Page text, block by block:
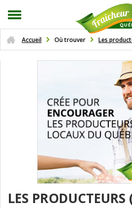
Accueil Où trouver Les
LES PRODUCTEURS